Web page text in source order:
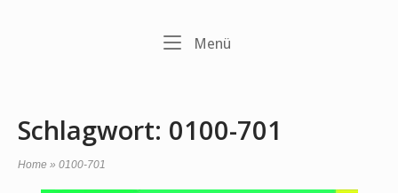
Menü
Schlagwort: 0100-701
Home » 0100-701